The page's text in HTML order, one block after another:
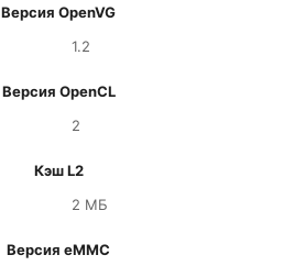
Версия OpenVG
1.2
Версия OpenCL
2
Кэш L2
2 МБ
Версия eMMC